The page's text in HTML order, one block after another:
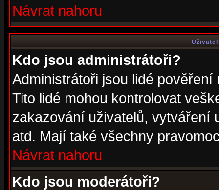
Návrat nahoru
Kdo jsou administrátoři?
Administrátoři jsou lidé
Tito lidé mohou kontrolovat
zakazování uživatelů, vytváření
atd. Mají také všechny
Návrat nahoru
Kdo jsou moderátoři?